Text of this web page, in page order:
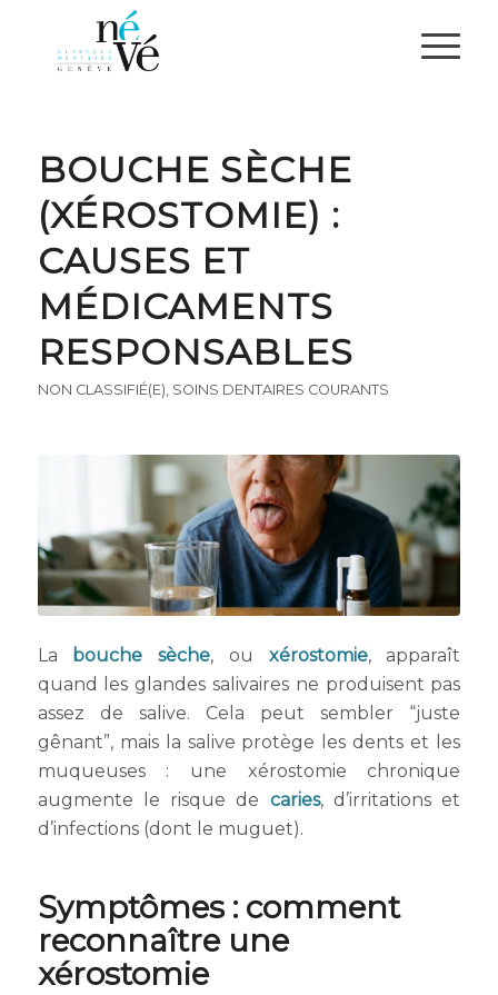
BOUCHE SÈCHE
(XÉROSTOMIE) :
CAUSES ET
MÉDICAMENTS
RESPONSABLES
NON CLASSIFIÉ(E), SOINS DENTAIRES COURANTS
La bouche sèche, ou xérostomie, apparaît
quand les glandes salivaires ne produisent pas
assez de salive. Cela peut sembler “juste
gênant”, mais la salive protège les dents et les
muqueuses : une xérostomie chronique
augmente le risque de caries, d’irritations et
d’infections (dont le muguet).
Symptômes : comment
reconnaître une
xérostomie